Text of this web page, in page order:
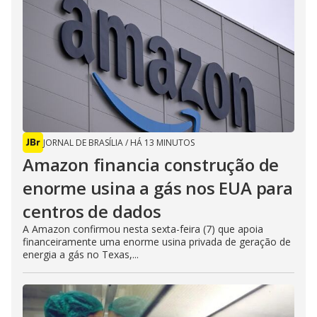
i
d
e
o
JORNAL DE BRASÍLIA/ HÁ 13 MINUTOS
Amazon financia construção de
enorme usina a gás nos EUA para
centros de dados
A Amazon confirmou nesta sexta-feira (7) que apoia
financeiramente uma enorme usina privada de geração de
energia a gás no Texas,...